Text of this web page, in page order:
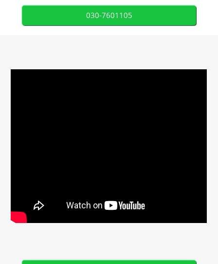
030-7601105